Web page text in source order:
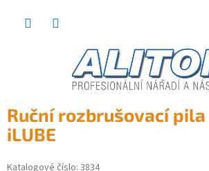
Ruční rozbrušovací pila
iLUBE
Katalogové číslo: 3834